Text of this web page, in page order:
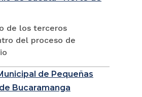
de los terceros
del proceso de
de Pequeñas
Bucaramanga